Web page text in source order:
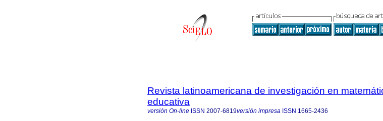
Revista latinoamericana de investigación en
educativa
versión On-line ISSN 2007-6819versión impresa ISSN 1665-2436